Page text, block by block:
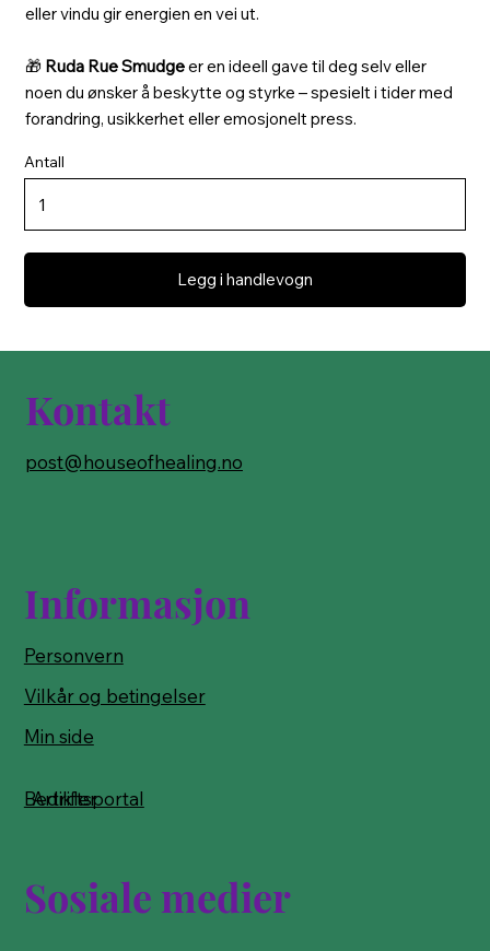
eller vindu gir energien en vei ut.
🎁 Ruda Rue Smudgeer en ideell gave til deg selv eller
noen du ønsker å beskytte og styrke – spesielt i tider med
forandring, usikkerhet eller emosjonelt press.
Antall
Legg i handlevogn
Kontakt
post@houseofhealing.no
Informasjon
Personvern
Vilkår og betingelser
Min side
Bedriftsportal
Artikler
Sosiale medier